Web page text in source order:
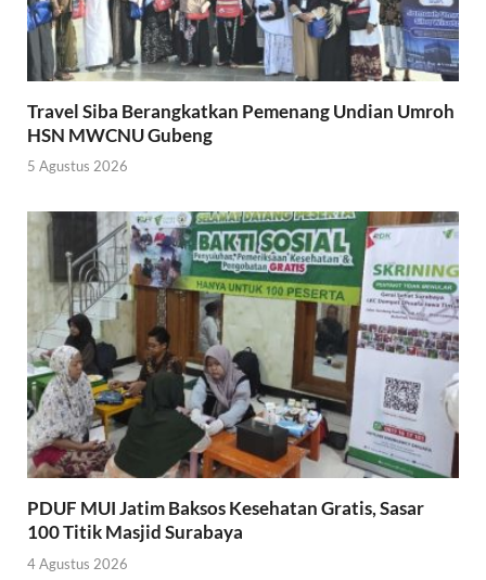
Travel Siba Berangkatkan Pemenang Undian Umroh
HSN MWCNU Gubeng
5 Agustus 2026
PDUF MUI Jatim Baksos Kesehatan Gratis, Sasar
100 Titik Masjid Surabaya
4 Agustus 2026